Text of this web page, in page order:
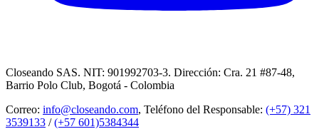
Closeando SAS. NIT: 901992703-3. Dirección: Cra. 21 #87-48,
Barrio Polo Club, Bogotá - Colombia
Correo: info@closeando.com, Teléfono del Responsable: (+57) 321
3539133 /(+57 601)5384344